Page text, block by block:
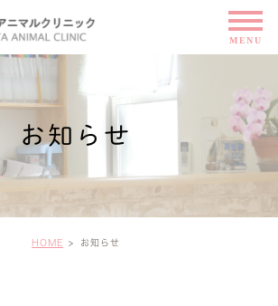
お知らせ
HOME お知らせ